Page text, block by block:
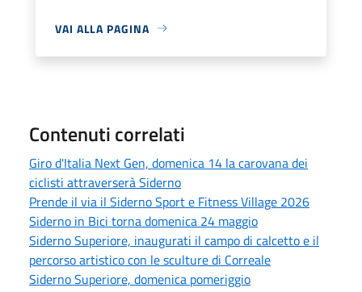
VAI ALLA PAGINA
Contenuti correlati
Giro d'Italia Next Gen, domenica 14 la carovana dei
ciclisti attraverserà Siderno
Prende il via il Siderno Sport e Fitness Village 2026
Siderno in Bici torna domenica 24 maggio
Siderno Superiore, inaugurati il campo di calcetto e il
percorso artistico con le sculture di Correale
Siderno Superiore, domenica pomeriggio